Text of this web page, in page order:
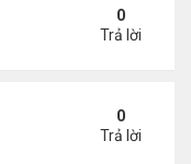
21-6/18/21
0
Trả lời
- 6/18/21
0
Trả lời